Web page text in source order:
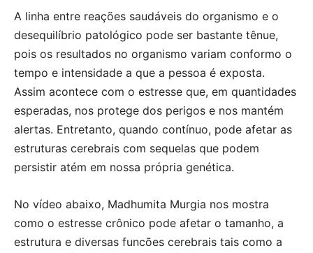
A linha entre reações saudáveis do organismo e o
desequilíbrio patológico pode ser bastante tênue,
pois os resultados no organismo variam conformo o
tempo e intensidade a que a pessoa é exposta.
Assim acontece com o estresse que, em quantidades
esperadas, nos protege dos perigos e nos mantém
alertas. Entretanto, quando contínuo, pode afetar as
estruturas cerebrais com sequelas que podem
persistir atém em nossa própria genética.
No vídeo abaixo, Madhumita Murgia nos mostra
como o estresse crônico pode afetar o tamanho, a
estrutura e diversas funcões cerebrais tais como a